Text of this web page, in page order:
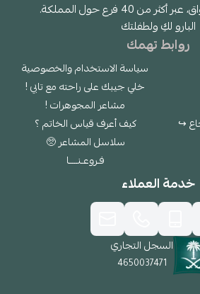
لتناسب جميع الأذواق، عبر أكثر من 40 فرع حول المملكة.
البارو لكِ ولطفلتك
روابط تهمك
↪
سياسة الاستخدام والخصوصية
خلي جيبك على راحته مع تابي !
مشاعر المجوهرات !
كيف أعرف قياس الخاتم ؟
سلاسل المشاعر 🥺
فـروعـنــــا
خدمة العملاء
السجل التجاري
4650037471